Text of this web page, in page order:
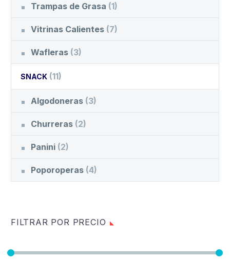
Trampas de Grasa (1)
Vitrinas Calientes (7)
Wafleras (3)
SNACK (11)
Algodoneras (3)
Churreras (2)
Panini (2)
Poporoperas (4)
FILTRAR POR PRECIO